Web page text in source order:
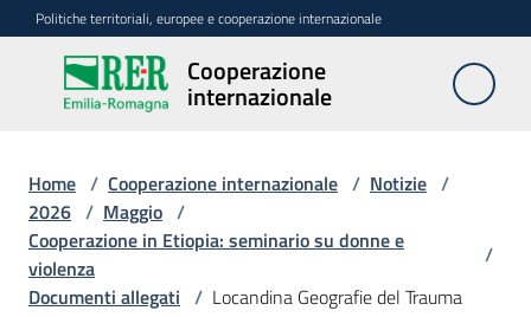
Vai al contenuto
Vai alla navigazione
Vai al footer
Politiche territoriali, europee e cooperazione internazionale
Cooperazione
internazionale
Cooperazione
internazionale
Attività
Finanziamenti
regionali
Home / Cooperazione internazionale / Notizie /
2026 / Maggio /
Cooperazione in Etiopia: seminario su donne e
violenza
/
Documenti allegati / Locandina Geografie del Trauma